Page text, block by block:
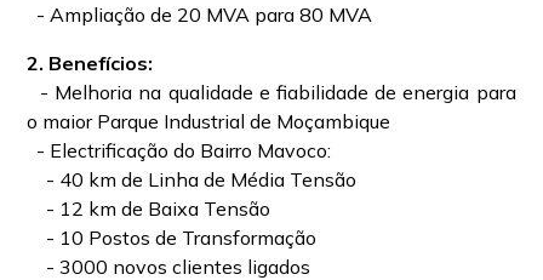
- Ampliação de 20 MVA para 80 MVA
2. Benefícios:
- Melhoria na qualidade e fiabilidade de energia para
o maior Parque Industrial de Moçambique
- Electrificação do Bairro Mavoco:
- 40 km de Linha de Média Tensão
- 12 km de Baixa Tensão
- 10 Postos de Transformação
- 3000 novos clientes ligados